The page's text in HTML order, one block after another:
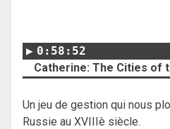
0:58:52
Catherine: The Cities of
Un jeu de gestion qui nous
Russie au XVIIIè siècle.